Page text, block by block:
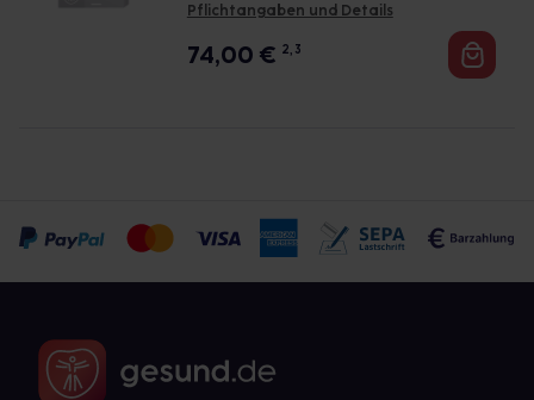
Pflichtangaben und Details
74,00 € 2, 3